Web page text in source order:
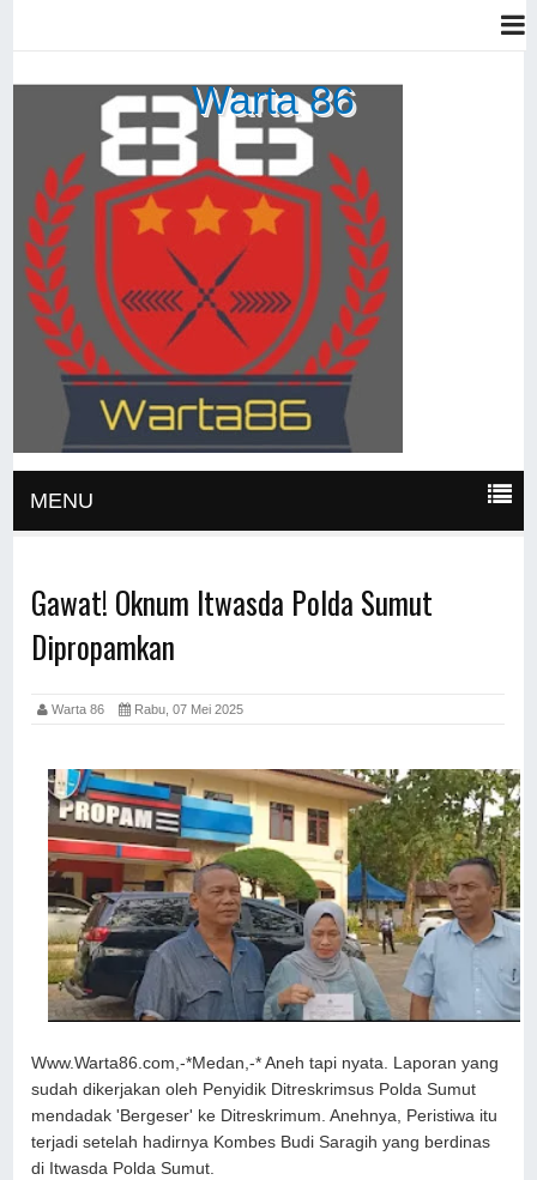
Warta 86
MENU
Gawat! Oknum Itwasda Polda Sumut
Dipropamkan
Warta 86 Rabu, 07 Mei 2025
Www.Warta86.com,-*Medan,-* Aneh tapi nyata. Laporan yang
sudah dikerjakan oleh Penyidik Ditreskrimsus Polda Sumut
mendadak 'Bergeser' ke Ditreskrimum. Anehnya, Peristiwa itu
terjadi setelah hadirnya Kombes Budi Saragih yang berdinas
di Itwasda Polda Sumut.